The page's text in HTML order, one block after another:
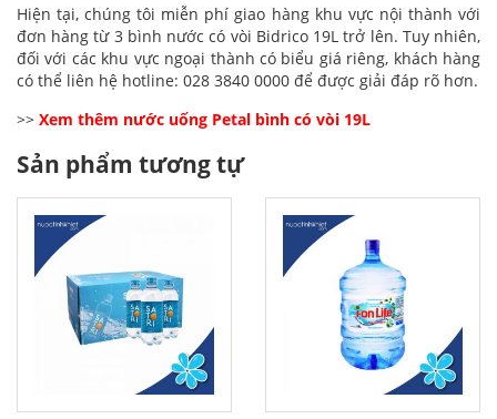
Hiện tại, chúng tôi miễn phí giao hàng khu vực nội thành với
đơn hàng từ 3 bình nước có vòi Bidrico 19L trở lên. Tuy nhiên,
đối với các khu vực ngoại thành có biểu giá riêng, khách hàng
có thể liên hệ hotline: 028 3840 0000 để được giải đáp rõ hơn.
>> Xem thêm nước uống Petal bình có vòi 19L
Sản phẩm tương tự